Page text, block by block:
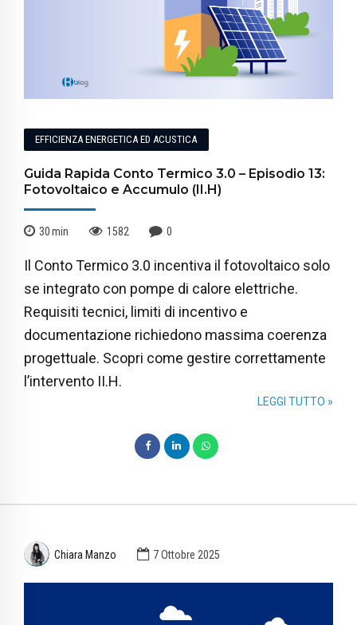
EFFICIENZA ENERGETICA ED ACUSTICA
Guida Rapida Conto Termico 3.0 – Episodio 13:
Fotovoltaico e Accumulo (II.H)
30min 1582 0
Il Conto Termico 3.0 incentiva il fotovoltaico solo
se integrato con pompe di calore elettriche.
Requisiti tecnici, limiti di incentivo e
documentazione richiedono massima coerenza
progettuale. Scopri come gestire correttamente
l’intervento II.H.
LEGGI TUTTO »
Chiara Manzo 7 Ottobre 2025